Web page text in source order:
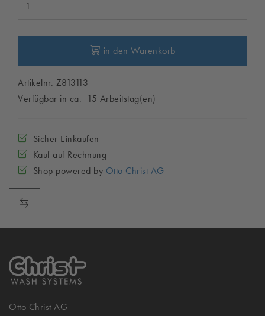
in den Warenkorb
Artikelnr. Z813113
Verfügbar in ca. 15 Arbeitstag(en)
Sicher Einkaufen
Kauf auf Rechnung
Shop powered by Otto Christ AG
Otto Christ AG